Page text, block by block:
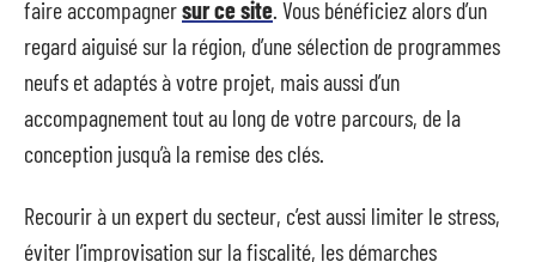
faire accompagnersur ce site . Vous bénéficiez alors d’un
regard aiguisé sur la région, d’une sélection de programmes
neufs et adaptés à votre projet, mais aussi d’un
accompagnement tout au long de votre parcours, de la
conception jusqu’à la remise des clés.
Recourir à un expert du secteur, c’est aussi limiter le stress,
éviter l’improvisation sur la fiscalité, les démarches